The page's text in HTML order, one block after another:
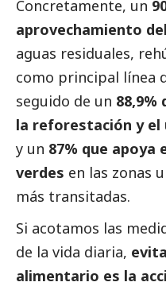
Concretamente, un
aprovechamiento
aguas residuales,
como principal línea
seguido de un 88,9%
la reforestación y
y un 87% que apoya
verdes en las zonas
más transitadas.
Si acotamos las
de la vida diaria,
alimentario es la